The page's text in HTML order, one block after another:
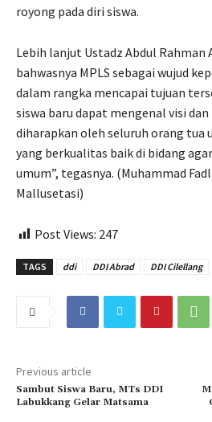
royong pada diri siswa.
Lebih lanjut Ustadz Abdul Rahman
bahwasnya MPLS sebagai wujud
dalam rangka mencapai tujuan
siswa baru dapat mengenal visi
diharapkan oleh seluruh orang tua
yang berkualitas baik di bidang
umum”, tegasnya. (Muhammad
Mallusetasi)
Post Views: 247
TAGS ddi DDI Abrad DDI Cilellang
Previous article
Sambut Siswa Baru, MTs DDI
Labukkang Gelar Matsama